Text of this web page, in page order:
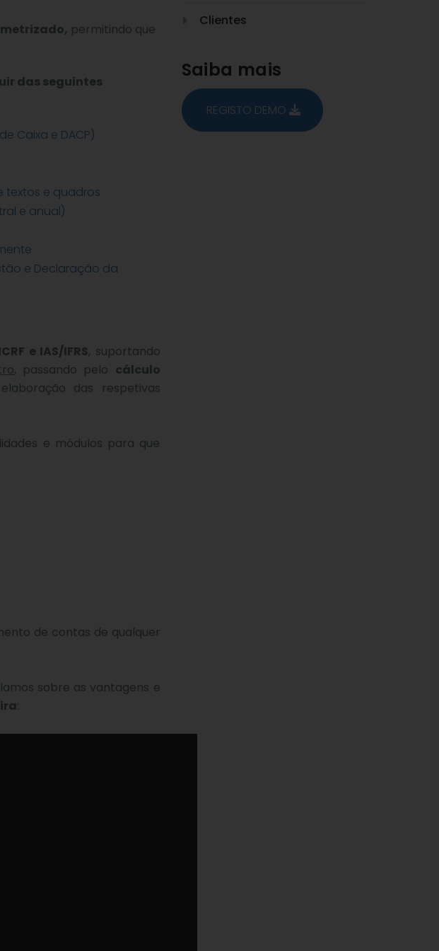
permitindo que
das seguintes
Caixa e DACP)
e quadros
e anual)
e Declaração da
e IAS/IFRS, suportando
, passando pelo cálculo
das respetivas
e módulos para que
de contas de qualquer
sobre as vantagens e
:
Clientes
Saiba mais
REGISTO DEMO